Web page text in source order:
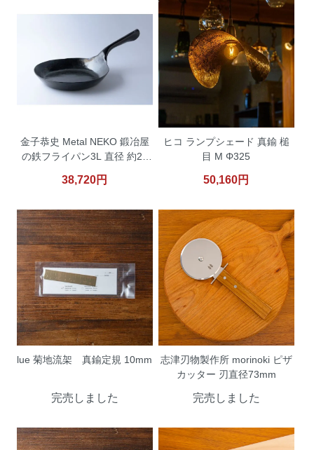
金子恭史 Metal NEKO 鍛冶屋
の鉄フライパン3L 直径 約27
38,720円
ヒコ ランプシェード 真鍮 槌
目 M Φ325
50,160円
lue 菊地流架 真鍮定規 10mm
完売しました
志津刃物製作所 morinoki ピザ
カッター 刃直径73mm
完売しました